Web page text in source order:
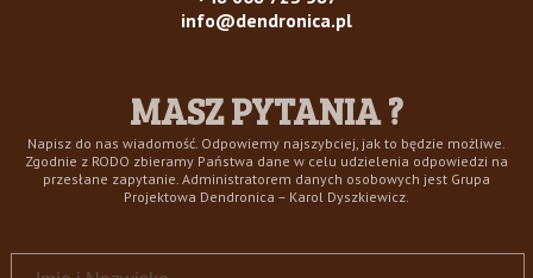
info@dendronica.pl
MASZ PYTANIA ?
Napisz do nas wiadomość. Odpowiemy najszybciej, jak to będzie możliwe.
Zgodnie z RODO zbieramy Państwa dane w celu udzielenia odpowiedzi na
przesłane zapytanie. Administratorem danych osobowych jest Grupa
Projektowa Dendronica – Karol Dyszkiewicz.